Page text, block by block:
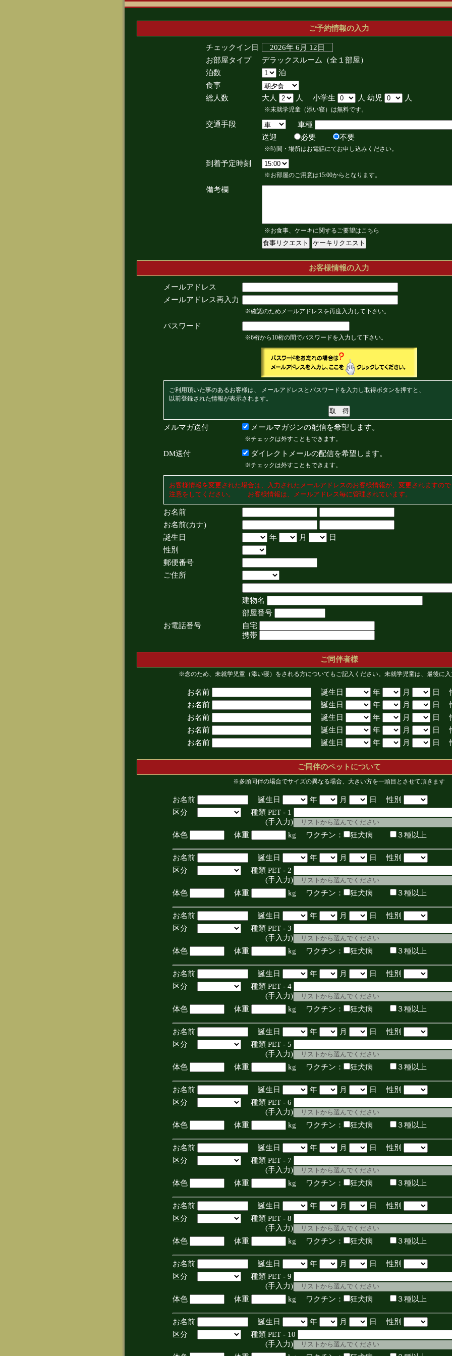
ご予約情報の入力
チェックイン日
2026年 6月 12日
お部屋タイプ
デラックスルーム（全１部屋）
泊数
泊
食事
総人数
大人 人 小学生 人 幼児 人
※未就学児童（添い寝）は無料です。
交通手段
車種
送迎
必要 不要
※時間・場所はお電話にてお申し込みください。
到着予定時刻
※お部屋のご用意は15:00からとなります。
備考欄
※お食事、ケーキに関するご要望はこちら
お客様情報の入力
メールアドレス
メールアドレス再入力
※確認のためメールアドレスを再度入力して下さい。
パスワード
※6桁から10桁の間でパスワードを入力して下さい。
ご利用頂いた事のあるお客様は、 メールアドレスとパスワードを入力し取得ボタンを押すと、
以前登録された情報が表示されます。
メルマガ送付 メールマガジンの配信を希望します。
※チェックは外すこともできます。
DM送付 ダイレクトメールの配信を希望します。
※チェックは外すこともできます。
お客様情報を変更された場合は、入力されたメールアドレスのお客様情報が、変更されますので
注意をしてください。 お客様情報は、メールアドレス毎に管理されています。
お名前
お名前(カナ)
誕生日
年 月
日
性別
郵便番号
ご住所
建物名
部屋番号
お電話番号
自宅
携帯
ご同伴者様
※念のため、未就学児童（添い寝）をされる方についてもご記入ください。未就学児童は、最後に入
お名前 誕生日 年 月
日
お名前
誕生日 年 月
日
お名前
誕生日 年 月
日
お名前
誕生日 年 月
日
お名前
誕生日 年 月 日
ご同伴のペットについて
※多頭同伴の場合でサイズの異なる場合、大きい方を一頭目とさせて頂きます
お名前 誕生日 年 月
日 性別
区分
種類 PET - 1
(手入力)
体色
体重 kg ワクチン： 狂犬病 ３種以上
お名前 誕生日 年 月
日 性別
区分
種類 PET - 2
(手入力)
体色
体重 kg ワクチン： 狂犬病 ３種以上
お名前 誕生日 年 月
日 性別
区分
種類 PET - 3
(手入力)
体色
体重 kg ワクチン： 狂犬病 ３種以上
お名前 誕生日 年 月
日 性別
区分
種類 PET - 4
(手入力)
体色
体重 kg ワクチン： 狂犬病 ３種以上
お名前 誕生日 年 月
日 性別
区分
種類 PET - 5
(手入力)
体色
体重 kg ワクチン： 狂犬病 ３種以上
お名前 誕生日 年 月
日 性別
区分
種類 PET - 6
(手入力)
体色
体重 kg ワクチン： 狂犬病 ３種以上
お名前 誕生日 年 月
日 性別
区分
種類 PET - 7
(手入力)
体色
体重 kg ワクチン： 狂犬病 ３種以上
お名前 誕生日 年 月
日 性別
区分
種類 PET - 8
(手入力)
体色
体重 kg ワクチン： 狂犬病 ３種以上
お名前 誕生日 年 月
日 性別
区分
種類 PET - 9
(手入力)
体色
体重 kg ワクチン： 狂犬病 ３種以上
お名前 誕生日 年 月
日 性別
区分
種類 PET - 10
(手入力)